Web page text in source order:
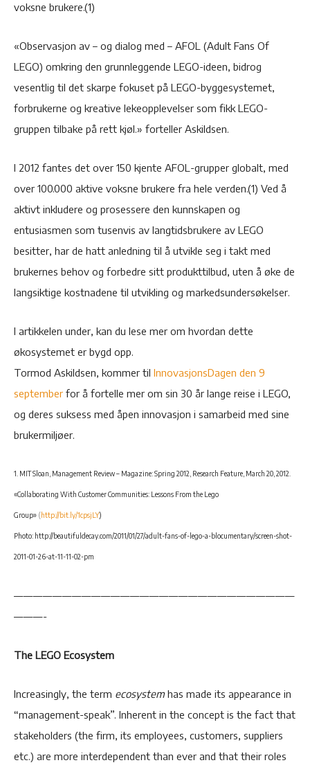
voksne brukere.(1)
«Observasjon av – og dialog med – AFOL (Adult Fans Of
LEGO) omkring den grunnleggende LEGO-ideen, bidrog
vesentlig til det skarpe fokuset på LEGO-byggesystemet,
forbrukerne og kreative lekeopplevelser som fikk LEGO-
gruppen tilbake på rett kjøl.» forteller Askildsen.
I 2012 fantes det over 150 kjente AFOL-grupper globalt, med
over 100.000 aktive voksne brukere fra hele verden.(1) Ved å
aktivt inkludere og prosessere den kunnskapen og
entusiasmen som tusenvis av langtidsbrukere av LEGO
besitter, har de hatt anledning til å utvikle seg i takt med
brukernes behov og forbedre sitt produkttilbud, uten å øke de
langsiktige kostnadene til utvikling og markedsundersøkelser.
I artikkelen under, kan du lese mer om hvordan dette
økosystemet er bygd opp.
Tormod Askildsen, kommer til InnovasjonsDagen den 9
september for å fortelle mer om sin 30 år lange reise i LEGO,
og deres suksess med åpen innovasjon i samarbeid med sine
brukermiljøer.
1. MIT Sloan, Management Review – Magazine: Spring 2012, Research Feature, March 20, 2012.
«Collaborating With Customer Communities: Lessons From the Lego
Group» (http://bit.ly/1cpsjLY)
Photo: http://beautifuldecay.com/2011/01/27/adult-fans-of-lego-a-blocumentary/screen-shot-
2011-01-26-at-11-11-02-pm
—————————————————————————————
———-
The LEGO Ecosystem
Increasingly, the term ecosystemhas made its appearance in
“management-speak”. Inherent in the concept is the fact that
stakeholders (the firm, its employees, customers, suppliers
etc.) are more interdependent than ever and that their roles